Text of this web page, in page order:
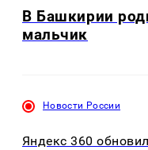
В Башкирии
мальчик
Новости России
Яндекс 360